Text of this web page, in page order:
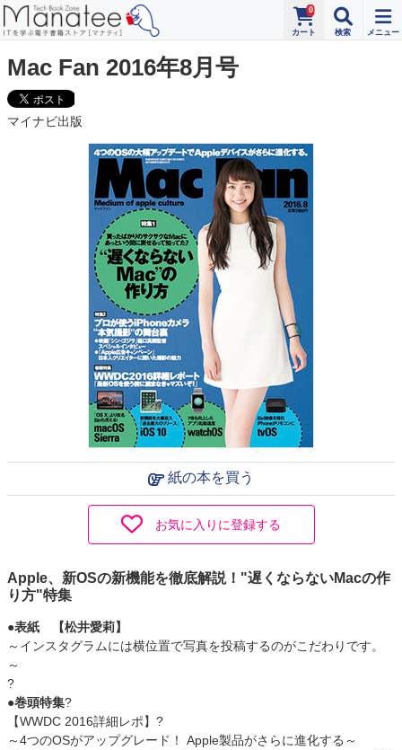
0
Mac Fan 2016年8月号
マイナビ出版
紙の本を買う
お気に入りに登録する
Apple、新OSの新機能を徹底解説！"遅くならないMacの作
り方"特集
●表紙 【松井愛莉】
～インスタグラムには横位置で写真を投稿するのがこだわりです。
～
?
●巻頭特集?
【WWDC 2016詳細レポ】?
～4つのOSがアップグレード！ Apple製品がさらに進化する～